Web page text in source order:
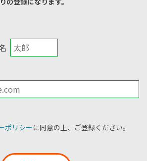
ポリシーに同意の上、ご登録ください。